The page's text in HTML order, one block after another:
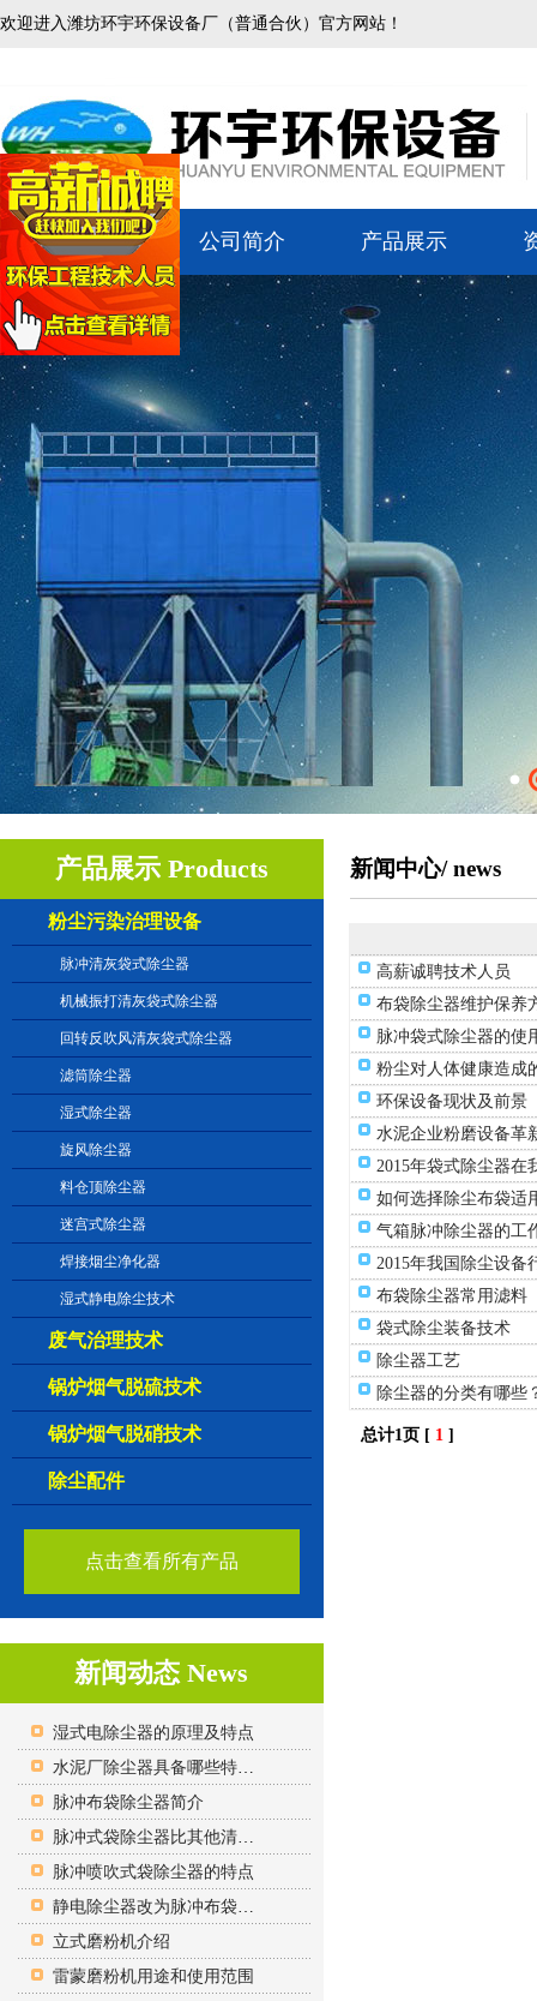
欢迎进入潍坊环宇环保设备厂（普通合伙）官方网站！
网站首页 公司简介 产品展示
产品展示 Products
粉尘污染治理设备
脉冲清灰袋式除尘器
机械振打清灰袋式除尘器
回转反吹风清灰袋式除尘器
滤筒除尘器
湿式除尘器
旋风除尘器
料仓顶除尘器
迷宫式除尘器
焊接烟尘净化器
湿式静电除尘技术
废气治理技术
锅炉烟气脱硫技术
锅炉烟气脱硝技术
除尘配件
点击查看所有产品
新闻动态 News
湿式电除尘器的原理及特点
水泥厂除尘器具备哪些特点？
脉冲布袋除尘器简介
脉冲式袋除尘器比其他清灰方式的袋除尘器相比的优势有哪些？
脉冲喷吹式袋除尘器的特点
静电除尘器改为脉冲布袋除尘器的原因？
立式磨粉机介绍
雷蒙磨粉机用途和使用范围
新闻中心/ news
高薪诚聘技术人员
布袋除尘器维护保养
脉冲袋式除尘器的使
粉尘对人体健康造成
环保设备现状及前景
水泥企业粉磨设备革
2015年袋式除尘器在
如何选择除尘布袋适
气箱脉冲除尘器的工
2015年我国除尘设备
布袋除尘器常用滤料
袋式除尘装备技术
除尘器工艺
除尘器的分类有哪些
总计1页 [ 1 ]